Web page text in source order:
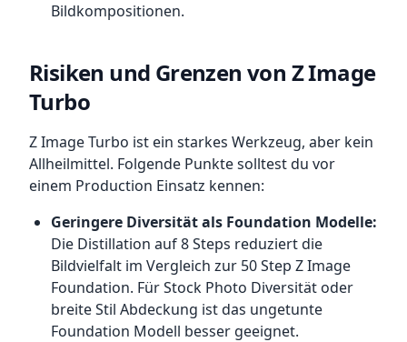
Bildkompositionen.
Risiken und Grenzen von Z Image
Turbo
Z Image Turbo ist ein starkes Werkzeug, aber kein
Allheilmittel. Folgende Punkte solltest du vor
einem Production Einsatz kennen:
Geringere Diversität als Foundation Modelle:
Die Distillation auf 8 Steps reduziert die
Bildvielfalt im Vergleich zur 50 Step Z Image
Foundation. Für Stock Photo Diversität oder
breite Stil Abdeckung ist das ungetunte
Foundation Modell besser geeignet.